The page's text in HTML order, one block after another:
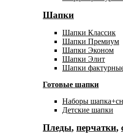
Шапки
Шапки Классик
Шапки Премиум
Шапки Эконом
Шапки Элит
Шапки
Готовые шапки
Наборы
Детские шапки
Пледы, перчатки,